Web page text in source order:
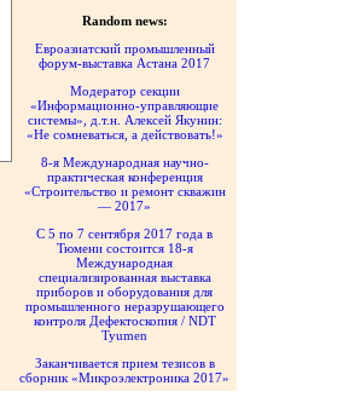
Random news:
Евроазиатский промышленный
форум-выставка Астана 2017
Модератор секции
«Информационно-управляющие
системы», д.т.н. Алексей Якунин:
«Не сомневаться, а действовать!»
8-я Международная научно-
практическая конференция
«Строительство и ремонт скважин
— 2017»
C 5 по 7 сентября 2017 года в
Тюмени состоится 18-я
Международная
специализированная выставка
приборов и оборудования для
промышленного неразрушающего
контроля Дефектоскопия / NDT
Tyumen
Заканчивается прием тезисов в
сборник «Микроэлектроника 2017»